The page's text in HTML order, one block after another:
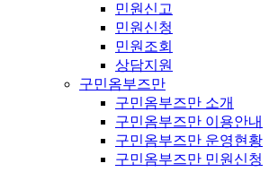
민원신고
민원신청
민원조회
상담지원
구민옴부즈만
구민옴부즈만 소개
구민옴부즈만 이용안내
구민옴부즈만 운영현황
구민옴부즈만 민원신청